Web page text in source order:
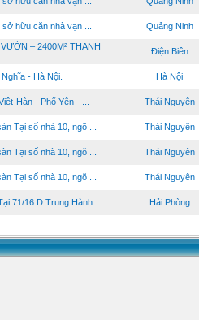
hữu căn nhà vạn ... Quảng Ninh
– 2400M² THANH
Điện Biên
- Hà Nội. Hà Nội
Hàn - Phổ Yên - ... Thái Nguyên
Tại số nhà 10, ngõ ... Thái Nguyên
Tại số nhà 10, ngõ ... Thái Nguyên
Tại số nhà 10, ngõ ... Thái Nguyên
71/16 D Trung Hành ... Hải Phòng